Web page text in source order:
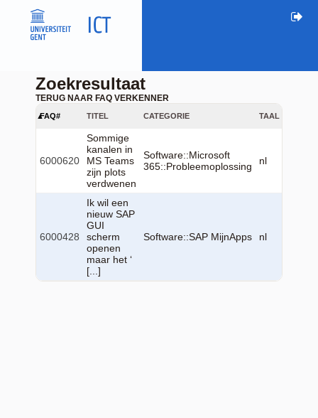
Zoekresultaat
TERUG NAAR FAQ VERKENNER
FAQ# TITEL CATEGORIE TAAL
6000620
Sommige
kanalen in
MS Teams
zijn plots
verdwenen
Software::Microsoft
365::Probleemoplossing
nl
6000428
Ik wil een
nieuw SAP
GUI
scherm
openen
maar het ‘
[...]
Software::SAP MijnApps nl